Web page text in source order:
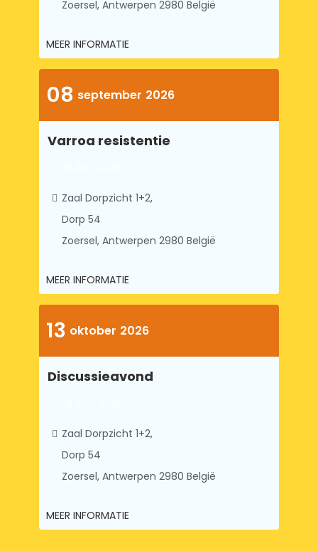
08 september 2026
Varroa resistentie
19:30 - 21:30
Dorp 54
Zoersel,
13 oktober 2026
Discussieavond
19:30 - 21:30
Dorp 54
Zoersel,